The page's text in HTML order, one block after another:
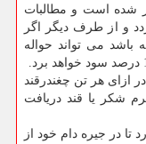
شده است و مطالبات
میگردد و از طرف دیگر اگر
باشد می تواند حواله
ازای هر تن چغندرقند
كیلوگرم شكر یا قند دریافت
تا در جیره دام خود از